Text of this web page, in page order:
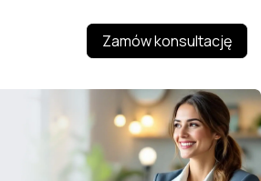
Zamów konsultację